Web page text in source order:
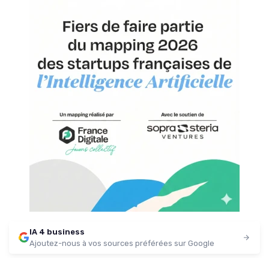
IA 4 business
Ajoutez-nous à vos sources préférées sur Google